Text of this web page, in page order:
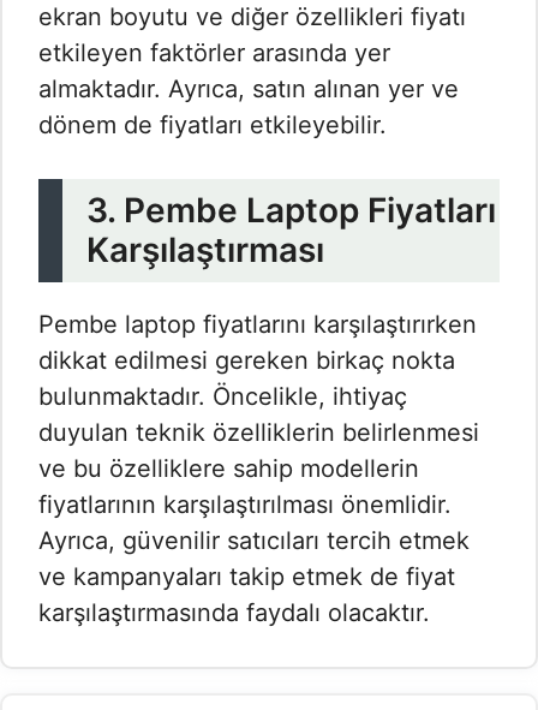
ekran boyutu ve diğer özellikleri fiyatı
etkileyen faktörler arasında yer
almaktadır. Ayrıca, satın alınan yer ve
dönem de fiyatları etkileyebilir.
3. Pembe Laptop Fiyatları
Karşılaştırması
Pembe laptop fiyatlarını karşılaştırırken
dikkat edilmesi gereken birkaç nokta
bulunmaktadır. Öncelikle, ihtiyaç
duyulan teknik özelliklerin belirlenmesi
ve bu özelliklere sahip modellerin
fiyatlarının karşılaştırılması önemlidir.
Ayrıca, güvenilir satıcıları tercih etmek
ve kampanyaları takip etmek de fiyat
karşılaştırmasında faydalı olacaktır.